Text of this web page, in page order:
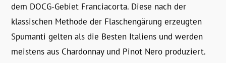
dem DOCG-Gebiet Franciacorta. Diese nach der
klassischen Methode der Flaschengärung erzeugten
Spumanti gelten als die Besten Italiens und werden
meistens aus Chardonnay und Pinot Nero produziert.